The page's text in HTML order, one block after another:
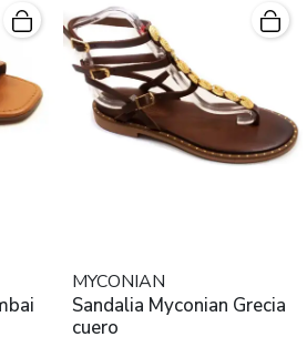
MYCONIAN
Sandalia Myconian Grecia
cuero